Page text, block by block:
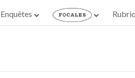
Enquêtes